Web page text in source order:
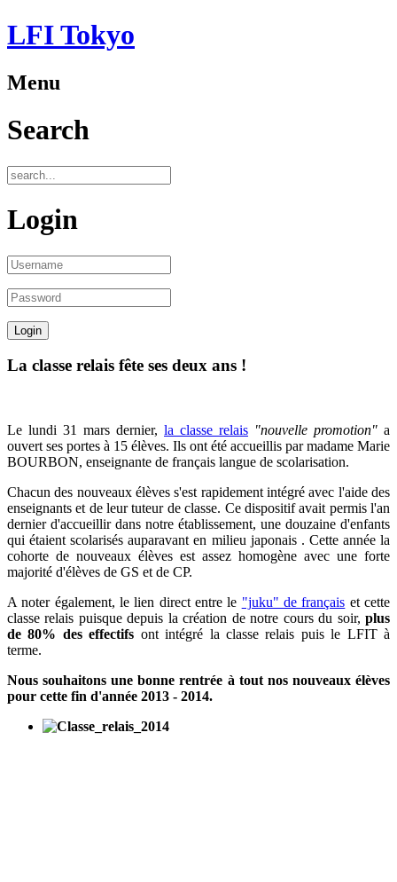
LFI Tokyo
Menu
Search
Login
La classe relais fête ses deux ans !
Le lundi 31 mars dernier, la classe relais "nouvelle promotion" a
ouvert ses portes à 15 élèves. Ils ont été accueillis par madame Marie
BOURBON, enseignante de français langue de scolarisation.
Chacun des nouveaux élèves s'est rapidement intégré avec l'aide des
enseignants et de leur tuteur de classe. Ce dispositif avait permis l'an
dernier d'accueillir dans notre établissement, une douzaine d'enfants
qui étaient scolarisésauparavanten milieu japonais . Cette année la
cohorte de nouveaux élèves est assez homogène avec une forte
majorité d'élèves de GS et de CP.
A noter également, le lien direct entre le "juku" de français et cette
classe relais puisque depuis la création de notre cours du soir, plus
de 80% des effectifs ont intégré la classe relais puis le LFIT à
terme.
Nous souhaitons une bonne rentrée à tout nos nouveaux élèves
pour cette fin d'année 2013 - 2014.